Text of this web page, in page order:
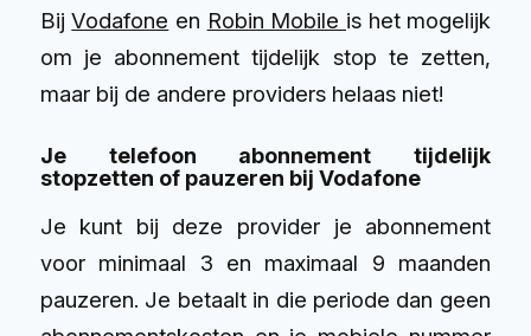
BijVodafone en Robin Mobile is het mogelijk
om je abonnement tijdelijk stop te zetten,
maar bij de andere providers helaas niet!
Je telefoon abonnement tijdelijk
stopzetten of pauzeren bij Vodafone
Je kunt bij deze provider je abonnement
voor minimaal 3 en maximaal 9 maanden
pauzeren. Je betaalt in die periode dan geen